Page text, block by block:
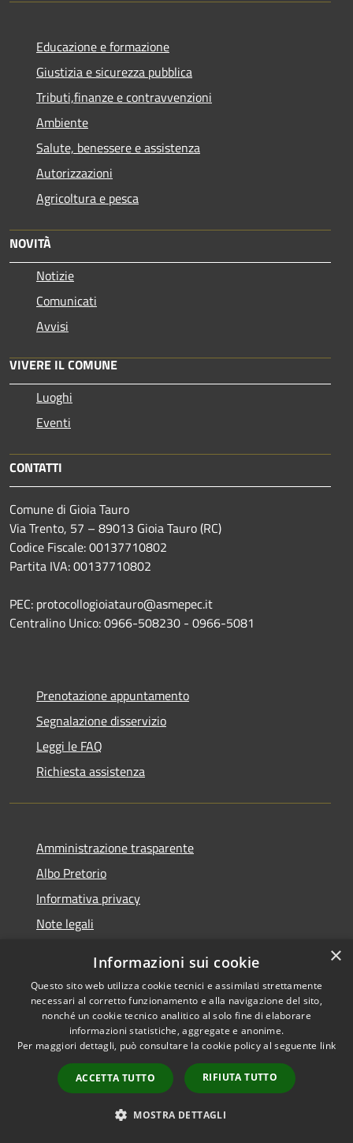
Educazione e formazione
Giustizia e sicurezza pubblica
Tributi,finanze e contravvenzioni
Ambiente
Salute, benessere e assistenza
Autorizzazioni
Agricoltura e pesca
NOVITÀ
Notizie
Comunicati
Avvisi
VIVERE IL COMUNE
Luoghi
Eventi
CONTATTI
Comune di Gioia Tauro
Via Trento, 57 – 89013 Gioia Tauro (RC)
Codice Fiscale: 00137710802
Partita IVA: 00137710802
PEC: protocollogioiatauro@asmepec.it
Centralino Unico: 0966-508230 - 0966-5081
Prenotazione appuntamento
Segnalazione disservizio
Leggi le FAQ
Richiesta assistenza
Amministrazione trasparente
Albo Pretorio
Informativa privacy
Note legali
Accesso Riservato Forze di Polizia
Archivio vecchio sito
Accessibilità
Copyright © 2026 • Comune di
Gioia Tauro • Powered by
Municipium
×
Informazioni sui cookie
Questo sito web utilizza cookie tecnici e assimilati strettamente
necessari al corretto funzionamento e alla navigazione del sito,
nonché un cookie tecnico analitico al solo fine di elaborare
informazioni statistiche, aggregate e anonime.
Per maggiori dettagli, può consultare la cookie policy al seguente link
ACCETTA TUTTO RIFIUTA TUTTO
MOSTRA DETTAGLI